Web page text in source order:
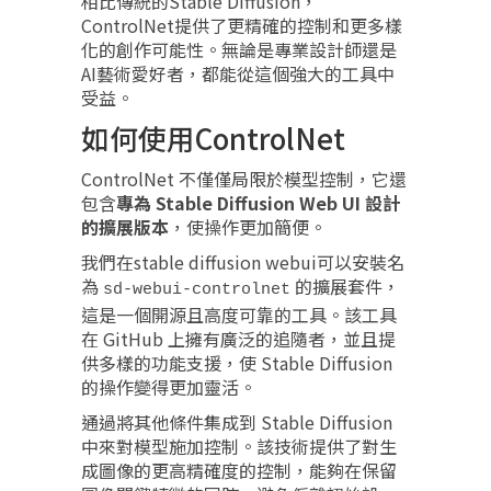
ControlNet提供了更精確的控制和更多樣
化的創作可能性。無論是專業設計師還是
AI藝術愛好者，都能從這個強大的工具中
受益。
如何使用ControlNet
ControlNet 不僅僅局限於模型控制，它還
包含專為 Stable Diffusion Web UI 設計
的擴展版本 ，使操作更加簡便。
我們在stable diffusion webui可以安裝名
為 sd-webui-controlnet 的擴展套件，
這是一個開源且高度可靠的工具。該工具
在 GitHub 上擁有廣泛的追隨者，並且提
供多樣的功能支援，使 Stable Diffusion
的操作變得更加靈活。
通過將其他條件集成到 Stable Diffusion
中來對模型施加控制。該技術提供了對生
成圖像的更高精確度的控制，能夠在保留